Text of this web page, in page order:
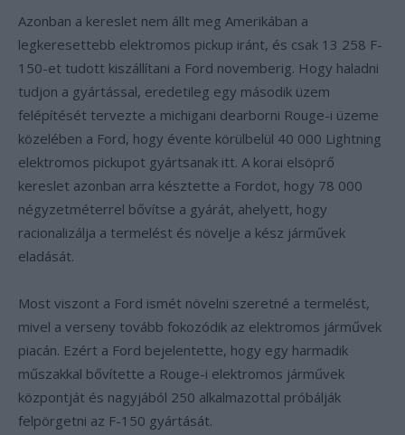
Azonban a kereslet nem állt meg Amerikában a
legkeresettebb elektromos pickup iránt, és csak 13 258 F-
150-et tudott kiszállítani a Ford novemberig. Hogy haladni
tudjon a gyártással, eredetileg egy második üzem
felépítését tervezte a michigani dearborni Rouge-i üzeme
közelében a Ford, hogy évente körülbelül 40 000 Lightning
elektromos pickupot gyártsanak itt. A korai elsöprő
kereslet azonban arra késztette a Fordot, hogy 78 000
négyzetméterrel bővítse a gyárát, ahelyett, hogy
racionalizálja a termelést és növelje a kész járművek
eladását.
Most viszont a Ford ismét növelni szeretné a termelést,
mivel a verseny tovább fokozódik az elektromos járművek
piacán. Ezért a Ford bejelentette, hogy egy harmadik
műszakkal bővítette a Rouge-i elektromos járművek
központját és nagyjából 250 alkalmazottal próbálják
felpörgetni az F-150 gyártását.